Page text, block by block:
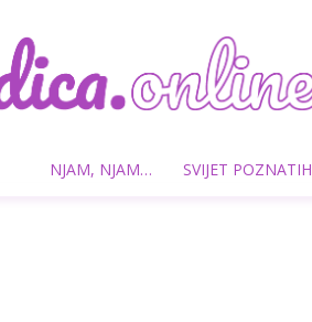
Frendica.online
NJAM, NJAM… SVIJET POZNATIH